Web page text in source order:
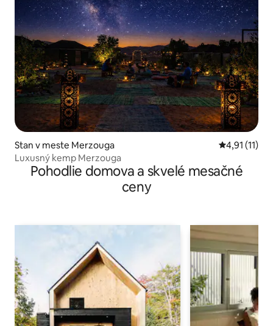
Stan v meste Merzouga Priemerné
4,91 (11)
Luxusný kemp Merzouga
Pohodlie domova a skvelé mesačné
ceny